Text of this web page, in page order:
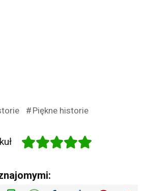
Piękne historie